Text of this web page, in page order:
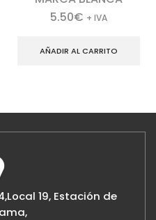
5.50€ + IVA
AÑADIR AL CARRITO
19, Estación de